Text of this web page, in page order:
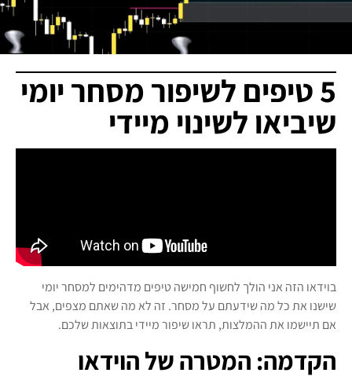
5 טיפים לשיפור מסחר יומי
שיביאו לשינוי מיידי
בוידאו הזה אני הולך לחשוף חמישה טיפים מדהימים למסחר יומי
שישנו את כל מה שידעתם על מסחר. זה לא מה שאתם מצפים, אבל
אם תיישמו את ההמלצות, תראו שיפור מיידי בתוצאות שלכם.
הקדמה: המטרה של הוידאו